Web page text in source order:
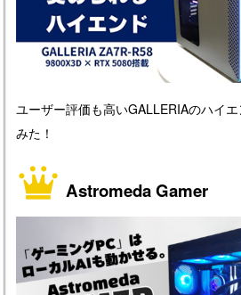
ユーザー評価も高いGALLERIAのハイ
みた！
Astromeda Gamer